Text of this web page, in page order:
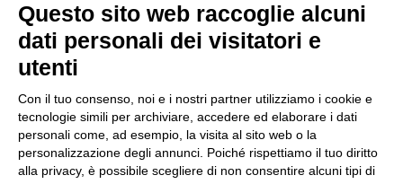
Importo netto (€):
Calcola
Questo sito web raccoglie alcuni
dati personali dei visitatori e
utenti
Con il tuo consenso, noi e i nostri partner utilizziamo i cookie e
tecnologie simili per archiviare, accedere ed elaborare i dati
personali come, ad esempio, la visita al sito web o la
personalizzazione degli annunci. Poiché rispettiamo il tuo diritto
alla privacy, è possibile scegliere di non consentire alcuni tipi di